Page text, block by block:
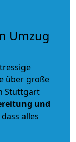
Umzug
über große
Stuttgart
und
alles